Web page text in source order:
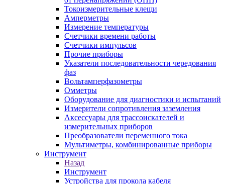
Токоизмерительные клещи
Амперметры
Измерение температуры
Счетчики времени работы
Счетчики импульсов
Прочие приборы
Указатели последовательности чередования
фаз
Вольтамперфазометры
Омметры
Оборудование для диагностики и испытаний
Измерители сопротивления заземления
Аксессуары для трассоискателей и
измерительных приборов
Преобразователи переменного тока
Мультиметры, комбинированные приборы
Инструмент
Назад
Инструмент
Устройства для прокола кабеля